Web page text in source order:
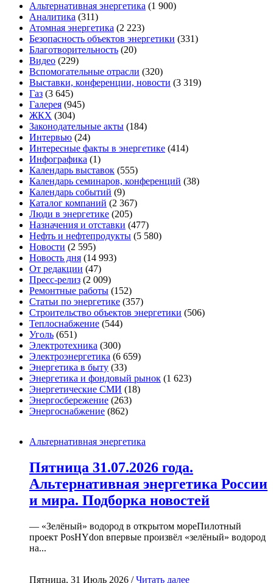
Альтернативная энергетика (1 900)
Аналитика (311)
Атомная энергетика (2 223)
Безопасность объектов энергетики (331)
Благотворительность (20)
Видео (229)
Вспомогательные отрасли (320)
Выставки, конференции, новости (3 319)
Газ (3 645)
Галерея (945)
ЖКХ (304)
Законодательные акты (184)
Интервью (24)
Интересные факты в энергетике (414)
Инфографика (1)
Календарь выставок (555)
Календарь семинаров, конференций (38)
Календарь событий (9)
Каталог компаний (2 367)
Люди в энергетике (205)
Назначения и отставки (477)
Нефть и нефтепродукты (5 580)
Новости (2 595)
Новость дня (14 993)
От редакции (47)
Пресс-релиз (2 009)
Ремонтные работы (152)
Статьи по энергетике (357)
Строительство объектов энергетики (506)
Теплоснабжение (544)
Уголь (651)
Электротехника (300)
Электроэнергетика (6 659)
Энергетика в быту (33)
Энергетика и фондовый рынок (1 623)
Энергетические СМИ (18)
Энергосбережение (263)
Энергоснабжение (862)
Альтернативная энергетика
Пятница 31.07.2026 года.
Альтернативная энергетика России
и мира. Подборка новостей
— «Зелёный» водород в открытом мореПилотный
проект PosHYdon впервые произвёл «зелёный» водород
на...
Пятница, 31 Июль 2026 /Читать далее